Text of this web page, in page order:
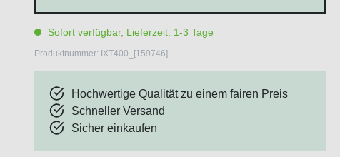
Sofort verfügbar, Lieferzeit: 1-3 Tage
Produktnummer: IXT400_[159746]
Hochwertige Qualität zu einem fairen Preis
Schneller Versand
Sicher einkaufen